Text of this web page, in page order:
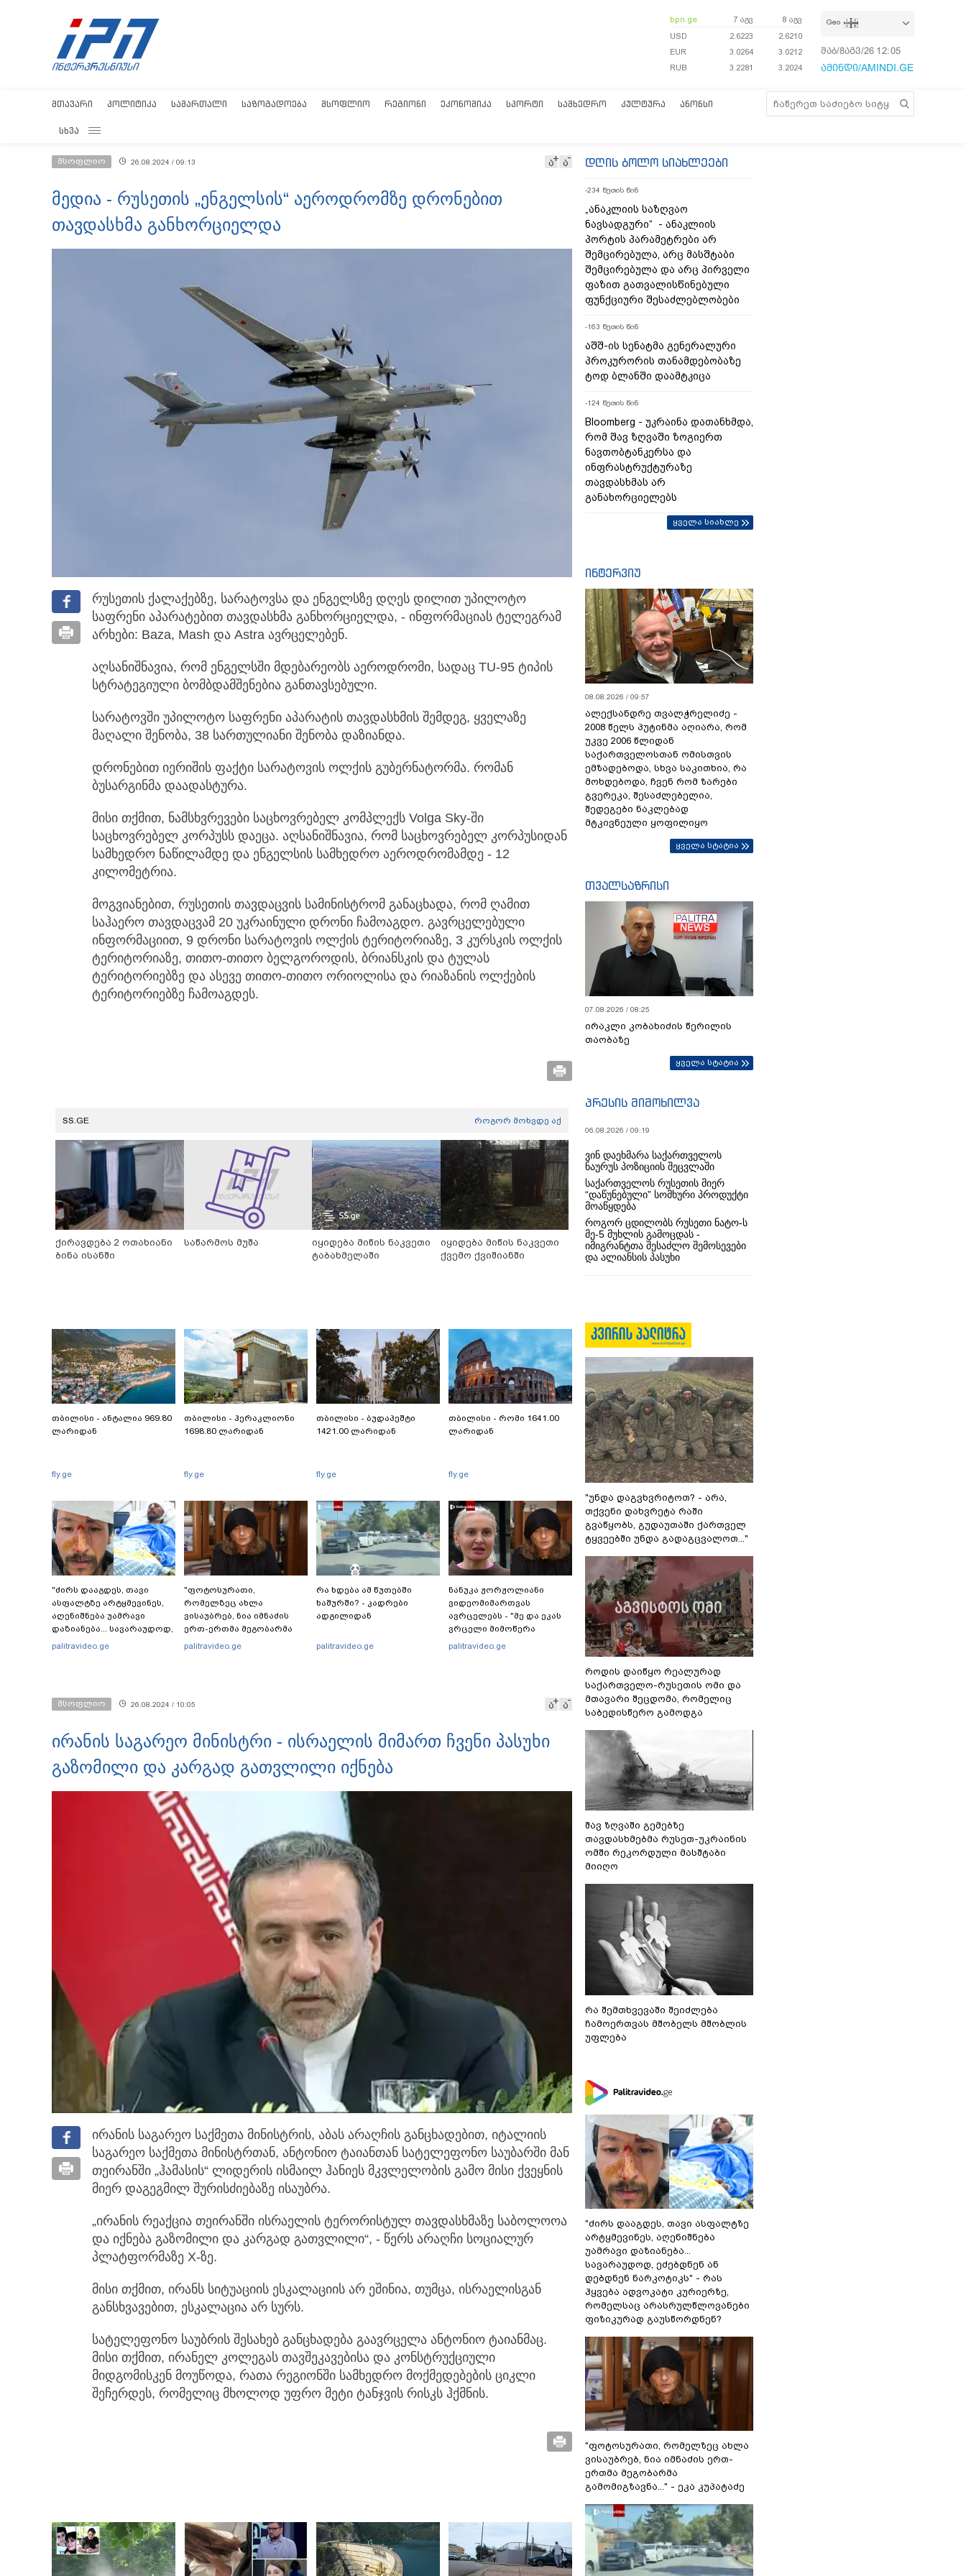
bpn.ge 7 აგვ
8 აგვ
USD
2.6223
2.6210
EUR
3.0264
3.0212
RUB
3.2281 3.2024
Geo
შაბ/8აგვ/26 12:05:50
ამინდი/AMINDI.GE
ᲛᲗᲐᲕᲐᲠᲘ ᲞᲝᲚᲘᲢᲘᲙᲐ ᲡᲐᲛᲐᲠᲗᲐᲚᲘ ᲡᲐᲖᲝᲒᲐᲓᲝᲔᲑᲐ ᲛᲡᲝᲤᲚᲘᲝ ᲠᲔᲒᲘᲝᲜᲘ ᲔᲙᲝᲜᲝᲛᲘᲙᲐ ᲡᲞᲝᲠᲢᲘ ᲡᲐᲛᲮᲔᲓᲠᲝ ᲙᲣᲚᲢᲣᲠᲐ ᲐᲜᲝᲜᲡᲘ
ᲡᲮᲕᲐ
მსოფლიო 26.08.2024 / 09:13 ა ა
მედია - რუსეთის „ენგელსის“ აეროდრომზე დრონებით
თავდასხმა განხორციელდა
რუსეთის ქალაქებზე, სარატოვსა და ენგელსზე დღეს დილით უპილოტო
საფრენი აპარატებით თავდასხმა განხორციელდა, - ინფორმაციას ტელეგრამ
არხები: Baza, Mash და Astra ავრცელებენ.
აღსანიშნავია, რომ ენგელსში მდებარეობს აეროდრომი, სადაც TU-95 ტიპის
სტრატეგიული ბომბდამშენებია განთავსებული.
სარატოვში უპილოტო საფრენი აპარატის თავდასხმის შემდეგ, ყველაზე
მაღალი შენობა, 38 სართულიანი შენობა დაზიანდა.
დრონებით იერიშის ფაქტი სარატოვის ოლქის გუბერნატორმა. რომან
ბუსარგინმა დაადასტურა.
მისი თქმით, ნამსხვრევები საცხოვრებელ კომპლექს Volga Sky-ში
საცხოვრებელ კორპუსს დაეცა. აღსანიშნავია, რომ საცხოვრებელ კორპუსიდან
სამხედრო ნაწილამდე და ენგელსის სამხედრო აეროდრომამდე - 12
კილომეტრია.
მოგვიანებით, რუსეთის თავდაცვის სამინისტრომ განაცხადა, რომ ღამით
საჰაერო თავდაცვამ 20 უკრაინული დრონი ჩამოაგდო. გავრცელებული
ინფორმაციით, 9 დრონი სარატოვის ოლქის ტერიტორიაზე, 3 კურსკის ოლქის
ტერიტორიაზე, თითო-თითო ბელგოროდის, ბრიანსკის და ტულას
ტერიტორიებზე და ასევე თითო-თითო ორიოლისა და რიაზანის ოლქების
ტერიტორიებზე ჩამოაგდეს.
SS.GE როგორ მოხვდე აქ
ქირავდება 2 ოთახიანი
ბინა ისანში
საწარმოს მუშა
იყიდება მიწის ნაკვეთი
ტაბახმელაში
იყიდება მიწის ნაკვეთი
ქვემო ქვიშიანში
თბილისი - ანტალია 969.80
ლარიდან
fly.ge
თბილისი - ჰერაკლიონი
1698.80 ლარიდან
fly.ge
თბილისი - ბუდაპეშტი
1421.00 ლარიდან
fly.ge
თბილისი - რომი 1641.00
ლარიდან
fly.ge
"ძირს დააგდეს, თავი
ასფალტზე არტყმევინეს,
აღენიშნება უამრავი
დაზიანება... სავარაუდოდ,
ეძებდნენ ან დებდნენ
ფიზიკურად
palitravideo.ge
"ფოტოსურათი,
რომელზეც ახლა
ვისაუბრებ, ნია იმნაძის
ერთ-ერთმა მეგობარმა
გამომიგზავნა..." - ეკა
palitravideo.ge
რა ხდება ამ წუთებში
ხაშურში? - კადრები
ადგილიდან
palitravideo.ge
ნანუკა ჟორჟოლიანი
ვიდეომიმართვას
ავრცელებს - "მე და ეკას
ვრცელი მიმოწერა
გვქონდა"
palitravideo.ge
მსოფლიო 26.08.2024 / 10:05 ა ა
ირანის საგარეო მინისტრი - ისრაელის მიმართ ჩვენი პასუხი
გაზომილი და კარგად გათვლილი იქნება
ირანის საგარეო საქმეთა მინისტრის, აბას არაღჩის განცხადებით, იტალიის
საგარეო საქმეთა მინისტრთან, ანტონიო ტაიანთან სატელეფონო საუბარში მან
თეირანში „ჰამასის“ ლიდერის ისმაილ ჰანიეს მკვლელობის გამო მისი ქვეყნის
მიერ დაგეგმილ შურისძიებაზე ისაუბრა.
„ირანის რეაქცია თეირანში ისრაელის ტერორისტულ თავდასხმაზე საბოლოოა
და იქნება გაზომილი და კარგად გათვლილი“, - წერს არაღჩი სოციალურ
პლატფორმაზე X-ზე.
მისი თქმით, ირანს სიტუაციის ესკალაციის არ ეშინია, თუმცა, ისრაელისგან
განსხვავებით, ესკალაცია არ სურს.
სატელეფონო საუბრის შესახებ განცხადება გაავრცელა ანტონიო ტაიანმაც.
მისი თქმით, ირანელ კოლეგას თავშეკავებისა და კონსტრუქციული
მიდგომისკენ მოუწოდა, რათა რეგიონში სამხედრო მოქმედებების ციკლი
შეჩერდეს, რომელიც მხოლოდ უფრო მეტი ტანჯვის რისკს ჰქმნის.
დღის ბოლო სიახლეები
-234 წუთის წინ
„ანაკლიის საზღვაო
ნავსადგური“ - ანაკლიის
პორტის პარამეტრები არ
შემცირებულა, არც მასშტაბი
შემცირებულა და არც პირველი
ფაზით გათვალისწინებული
ფუნქციური შესაძლებლობები
-163 წუთის წინ
აშშ-ის სენატმა გენერალური
პროკურორის თანამდებობაზე
ტოდ ბლანში დაამტკიცა
-124 წუთის წინ
Bloomberg - უკრაინა დათანხმდა,
რომ შავ ზღვაში ზოგიერთ
ნავთობტანკერსა და
ინფრასტრუქტურაზე
თავდასხმას არ
განახორციელებს
ყველა სიახლე
ინტერვიუ
08.08.2026 / 09:57
ალექსანდრე თვალჭრელიძე -
2008 წელს პუტინმა აღიარა, რომ
უკვე 2006 წლიდან
საქართველოსთან ომისთვის
ემზადებოდა, სხვა საკითხია, რა
მოხდებოდა, ჩვენ რომ ზარები
გვერეკა, შესაძლებელია,
შედეგები ნაკლებად
მტკივნეული ყოფილიყო
ყველა სტატია
თვალსაზრისი
07.08.2026 / 08:25
ირაკლი კობახიძის წერილის
თაობაზე
ყველა სტატია
პრესის მიმოხილვა
06.08.2026 / 09:19
ვინ დაეხმარა საქართველოს
ნაურუს პოზიციის შეცვლაში
საქართველოს რუსეთის მიერ
“დაწუნებული” სომხური პროდუქტი
მოაწყდება
როგორ ცდილობს რუსეთი ნატო-ს
მე-5 მუხლის გამოცდას -
იმიგრანტთა შესაძლო შემოსევები
და ალიანსის პასუხი
"უნდა დაგვხვრიტოთ? - არა,
თქვენი დახვრეტა რაში
გვაწყობს, გუდაუთაში ქართველ
ტყვეებში უნდა გადაგცვალოთ..."
როდის დაიწყო რეალურად
საქართველო-რუსეთის ომი და
მთავარი შეცდომა, რომელიც
საბედისწერო გამოდგა
შავ ზღვაში გემებზე
თავდასხმებმა რუსეთ-უკრაინის
ომში რეკორდული მასშტაბი
მიიღო
რა შემთხვევაში შეიძლება
ჩამოერთვას მშობელს მშობლის
უფლება
"ძირს დააგდეს, თავი ასფალტზე
არტყმევინეს, აღენიშნება
უამრავი დაზიანება...
სავარაუდოდ, ეძებდნენ ან
დებდნენ ნარკოტიკს" - რას
ჰყვება ადვოკატი კურიერზე,
რომელსაც არასრულწლოვანები
ფიზიკურად გაუსწორდნენ?
"ფოტოსურათი, რომელზეც ახლა
ვისაუბრებ, ნია იმნაძის ერთ-
ერთმა მეგობარმა
გამომიგზავნა..." - ეკა კუპატაძე